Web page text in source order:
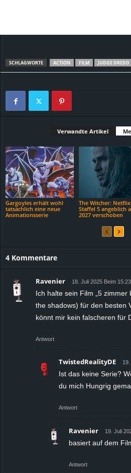
SCHLAGWORTE ACTION FILM JUDGE DREDD
Verwandte Artikel
Gargoyles erhält wohl
tatsächlich eine neue
Animationsserie
The Witcher:
Staffel 5 angeblich
2027 verschoben
4 Kommentare
Ravenier 18. Juli 2025 Beim 15:23
Ich halte sein Film „5 zimmer
the shadows) für den besten
könnt mir kein falscheren für
Antwort
TwistedRealityDE
Ist das keine Serie?
du mich Hungrig
Antwort
Ravenier 19. Juli
basiert auf dem
Antwort